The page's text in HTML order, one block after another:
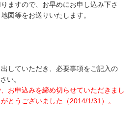
ますので、お早めにお申し込み下さ
図等をお送りいたします。
していただき、必要事項をご記入の
い。
お申込みを締め切らせていただきまし
とうございました（2014/1/31）。